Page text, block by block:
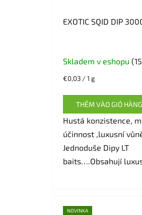
EXOTIC SQID DIP
Skladem v eshopu
Giá
lường:
€0,03 / 1 g
THÊM VÀO GIỎ HÀNG
Hustá konzistence,
účinnost ,luxusní
Jednoduše Dipy LT
baits….Obsahují
NOVINKA